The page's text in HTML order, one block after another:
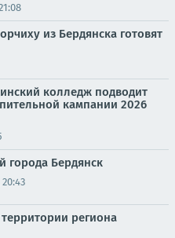
из Бердянска готовят
колледж подводит
кампании 2026
города Бердянск
территории региона